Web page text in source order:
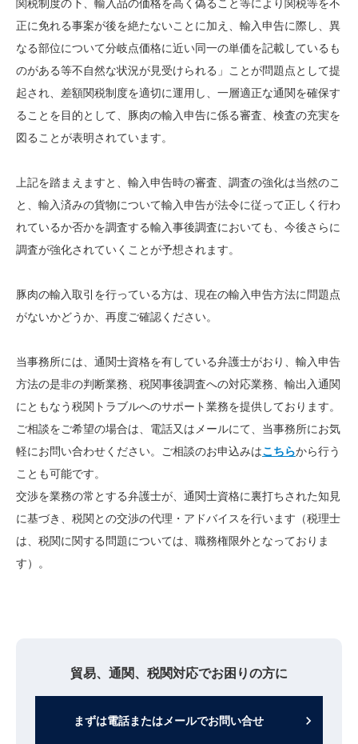
関税制度の下、輸入品の価格を高く偽ること等により関税等を不
正に免れる事案が後を絶たないことに加え、輸入申告に際し、異
なる部位について分岐点価格に近い同一の単価を記載しているも
のがある等不自然な状況が見受けられる」ことが問題点として提
起され、差額関税制度を適切に運用し、一層適正な通関を確保す
ることを目的として、豚肉の輸入申告に係る審査、検査の充実を
図ることが表明されています。
上記を踏まえますと、輸入申告時の審査、調査の強化は当然のこ
と、輸入済みの貨物について輸入申告が法令に従って正しく行わ
れているか否かを調査する輸入事後調査においても、今後さらに
調査が強化されていくことが予想されます。
豚肉の輸入取引を行っている方は、現在の輸入申告方法に問題点
がないかどうか、再度ご確認ください。
当事務所には、通関士資格を有している弁護士がおり、輸入申告
方法の是非の判断業務、税関事後調査への対応業務、輸出入通関
にともなう税関トラブルへのサポート業務を提供しております。
ご相談をご希望の場合は、 電話又はメールにて、当事務所にお気
軽にお問い合わせください。ご相談のお申込みはこちらから行う
ことも可能です。
交渉を業務の常とする弁護士が、通関士資格に裏打ちされた知見
に基づき、税関との交渉の代理・アドバイスを行います（税理士
は、税関に関する問題については、職務権限外となっておりま
す）。
貿易、通関、税関対応でお困りの方に
まずは電話またはメールでお問い合せ keyboard_arrow_right